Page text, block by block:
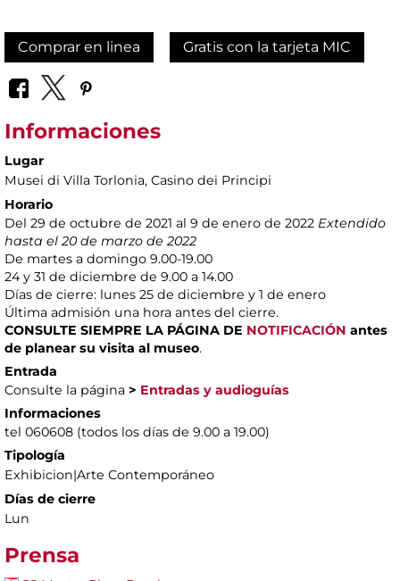
Comprar en linea Gratis con la tarjeta MIC
Informaciones
Lugar
Musei di Villa Torlonia, Casino dei Principi
Horario
Del 29 de octubre de 2021 al 9 de enero de 2022 Extendido
hasta el 20 de marzo de 2022
De martes a domingo 9.00-19.00
24 y 31 de diciembre de 9.00 a 14.00
Días de cierre: lunes 25 de diciembre y 1 de enero
Última admisión una hora antes del cierre.
CONSULTE SIEMPRE LA PÁGINA DE NOTIFICACIÓN antes
de planear su visita al museo.
Entrada
Consulte la página > Entradas y audioguías
Informaciones
tel 060608 (todos los días de 9.00 a 19.00)
Tipología
Exhibicion|Arte Contemporáneo
Días de cierre
Lun
Prensa